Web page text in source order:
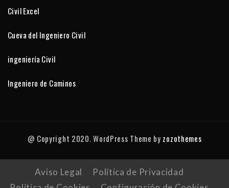
Civil Excel
Cueva del Ingeniero Civil
ingeniería Civil
Ingeniero de Caminos
@ Copyright 2020. WordPress Theme by zozothemes
Aviso Legal
Política de Privacidad